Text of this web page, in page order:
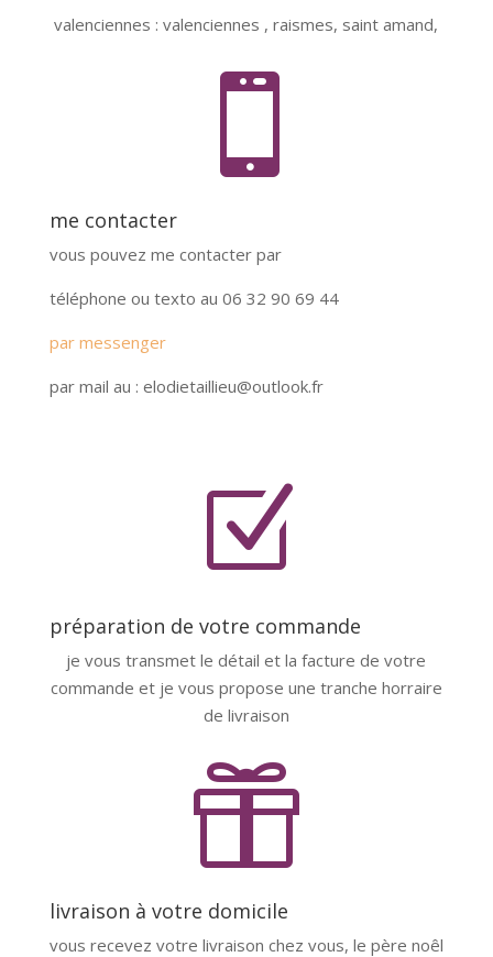
valenciennes : valenciennes , raismes, saint amand,

me contacter
vous pouvez me contacter par
téléphone ou texto au 06 32 90 69 44
par messenger
par mail au : elodietaillieu@outlook.fr
Z
préparation de votre commande
je vous transmet le détail et la facture de votre
commande et je vous propose une tranche horraire
de livraison

livraison à votre domicile
vous recevez votre livraison chez vous, le père noêl